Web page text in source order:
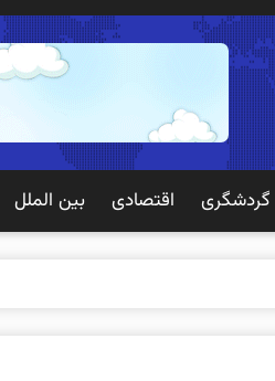
گردشگری اقتصادی بین الملل